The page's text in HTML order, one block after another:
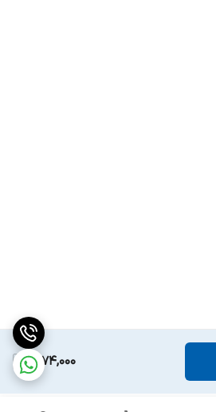
1,774,000